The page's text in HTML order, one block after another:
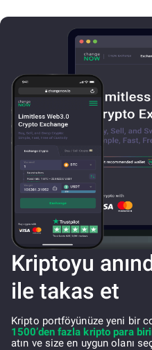
Kriptoyu
ile takas et
Kripto portföyünüze yeni bir
1500’den fazla kripto para
atın ve size en uygun olanı